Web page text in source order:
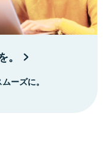
ーズに。